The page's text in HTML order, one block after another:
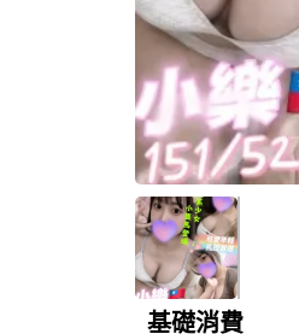
基礎消費